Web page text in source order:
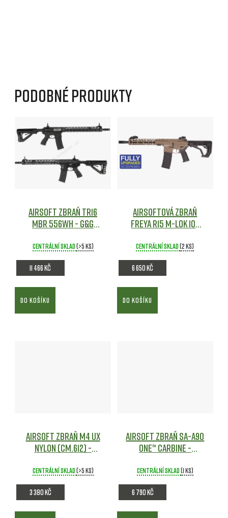
Podobné produkty
Airsoft zbraň TR16
MBR 556WH - G&G
Centrální sklad(>5 ks)
11 466 Kč
DO KOŠÍKU
Airsoftová zbraň
FREYA R15 M-LOK 10"
ArmoryAirsoft
Centrální sklad(2 ks)
6 650 Kč
DO KOŠÍKU
Airsoft zbraň M4 UX
Nylon (CM.612) -
Airsoft
Centrální sklad(>5 ks)
3 380 Kč
Airsoft zbraň SA-A90
ONE™ Carbine -
Centrální sklad(1 ks)
6 790 Kč